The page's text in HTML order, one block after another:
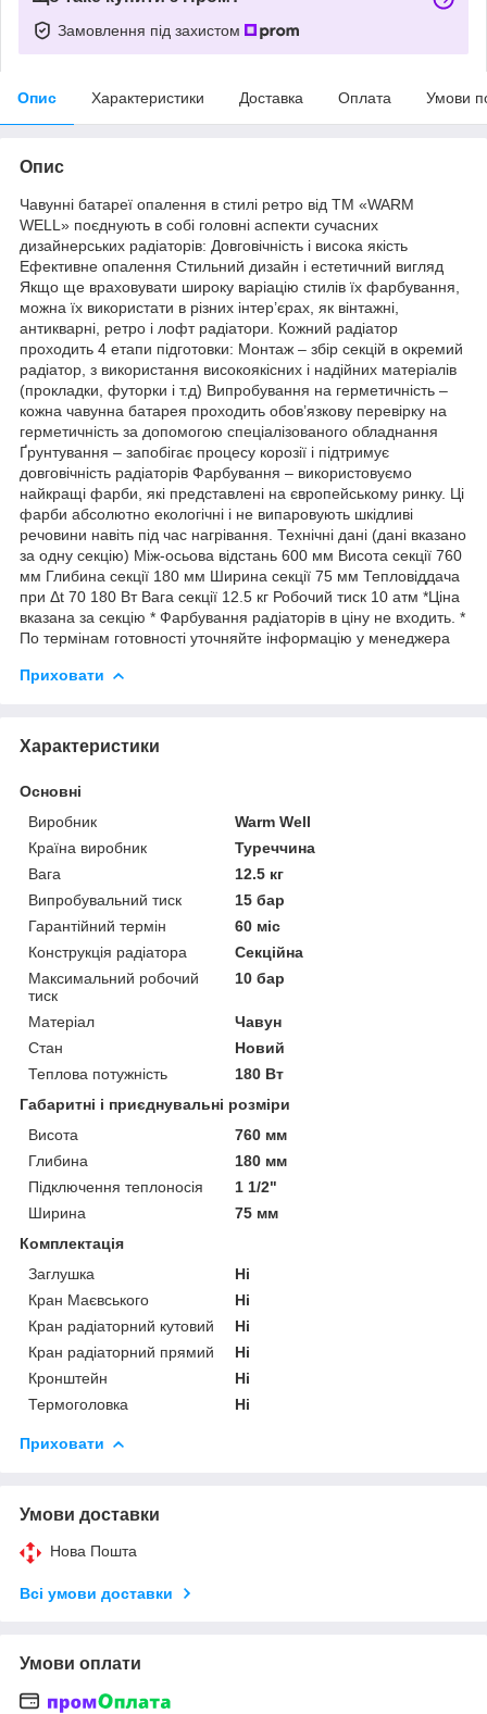
Замовлення під захистом
Опис Характеристики Доставка Оплата Умови
Опис
Чавунні батареї опалення в стилі ретро від ТМ «WARM
WELL» поєднують в собі головні аспекти сучасних
дизайнерських радіаторів: Довговічність і висока якість
Ефективне опалення Стильний дизайн і естетичний вигляд
Якщо ще враховувати широку варіацію стилів їх фарбування,
можна їх використати в різних інтер’єрах, як вінтажні,
антикварні, ретро і лофт радіатори. Кожний радіатор
проходить 4 етапи підготовки: Монтаж – збір секцій в окремий
радіатор, з використання високоякісних і надійних матеріалів
(прокладки, футорки і т.д) Випробування на герметичність –
кожна чавунна батарея проходить обов’язкову перевірку на
герметичність за допомогою спеціалізованого обладнання
Ґрунтування – запобігає процесу корозії і підтримує
довговічність радіаторів Фарбування – використовуємо
найкращі фарби, які представлені на європейському ринку. Ці
фарби абсолютно екологічні і не випаровують шкідливі
речовини навіть під час нагрівання. Технічні дані (дані вказано
за одну секцію) Між-осьова відстань 600 мм Висота секції 760
мм Глибина секції 180 мм Ширина секції 75 мм Тепловіддача
при Δt 70 180 Вт Вага секції 12.5 кг Робочий тиск 10 атм *Ціна
вказана за секцію * Фарбування радіаторів в ціну не входить. *
По термінам готовності уточняйте інформацію у менеджера
Приховати
Характеристики
Основні
Виробник
Warm Well
Країна виробник
Туреччина
Вага
12.5 кг
Випробувальний тиск
15 бар
Гарантійний термін
60 міс
Конструкція радіатора
Секційна
Максимальний робочий
тиск
10 бар
Матеріал
Чавун
Стан
Новий
Теплова потужність
180 Вт
Габаритні і приєднувальні розміри
Висота
760 мм
Глибина
180 мм
Підключення теплоносія
1 1/2"
Ширина
75 мм
Комплектація
Заглушка
Ні
Кран Маєвського
Ні
Кран радіаторний кутовий
Ні
Кран радіаторний прямий
Ні
Кронштейн
Ні
Термоголовка
Ні
Приховати
Умови доставки
Нова Пошта
Всі умови доставки
Умови оплати